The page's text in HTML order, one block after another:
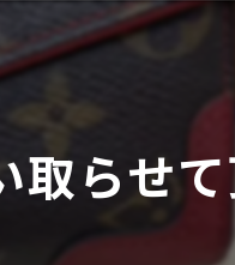
時計
取らせ